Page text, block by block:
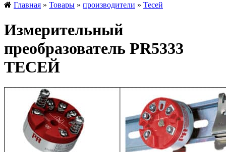
Главная » Товары » производители » Тесей
Измерительный
преобразователь PR5333
ТЕСЕЙ